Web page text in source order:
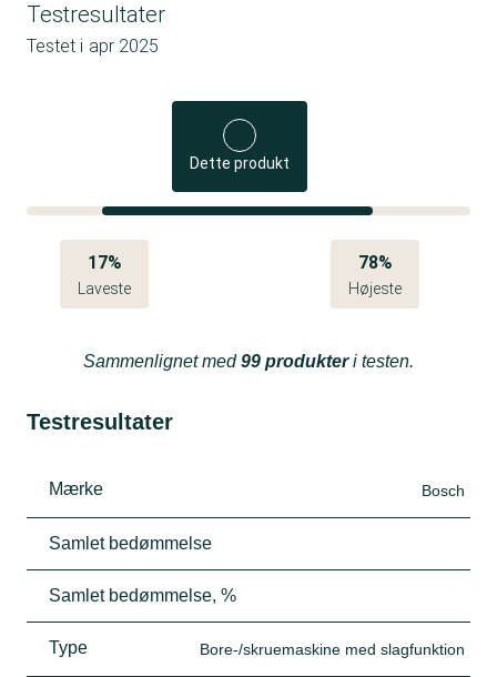
Testresultater
Testet i apr 2025
Dette produkt
17%
Laveste
78%
Højeste
Sammenlignet med99 produkteri testen.
Testresultater
Mærke Bosch
Samlet bedømmelse
Samlet bedømmelse, %
Type Bore-/skruemaskine med slagfunktion